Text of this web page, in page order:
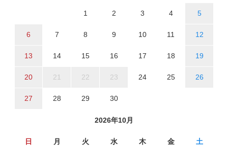
1 2 3 4 5
6 7 8 9 10 11 12
13 14 15 16 17 18 19
20 21 22 23 24 25 26
27 28 29 30
2026年10月
日 月 火 水 木 金 土